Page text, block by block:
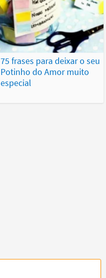
75 frases para deixar o seu
Potinho do Amor muito
especial